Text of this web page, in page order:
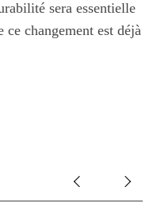
sera essentielle
changement est déjà